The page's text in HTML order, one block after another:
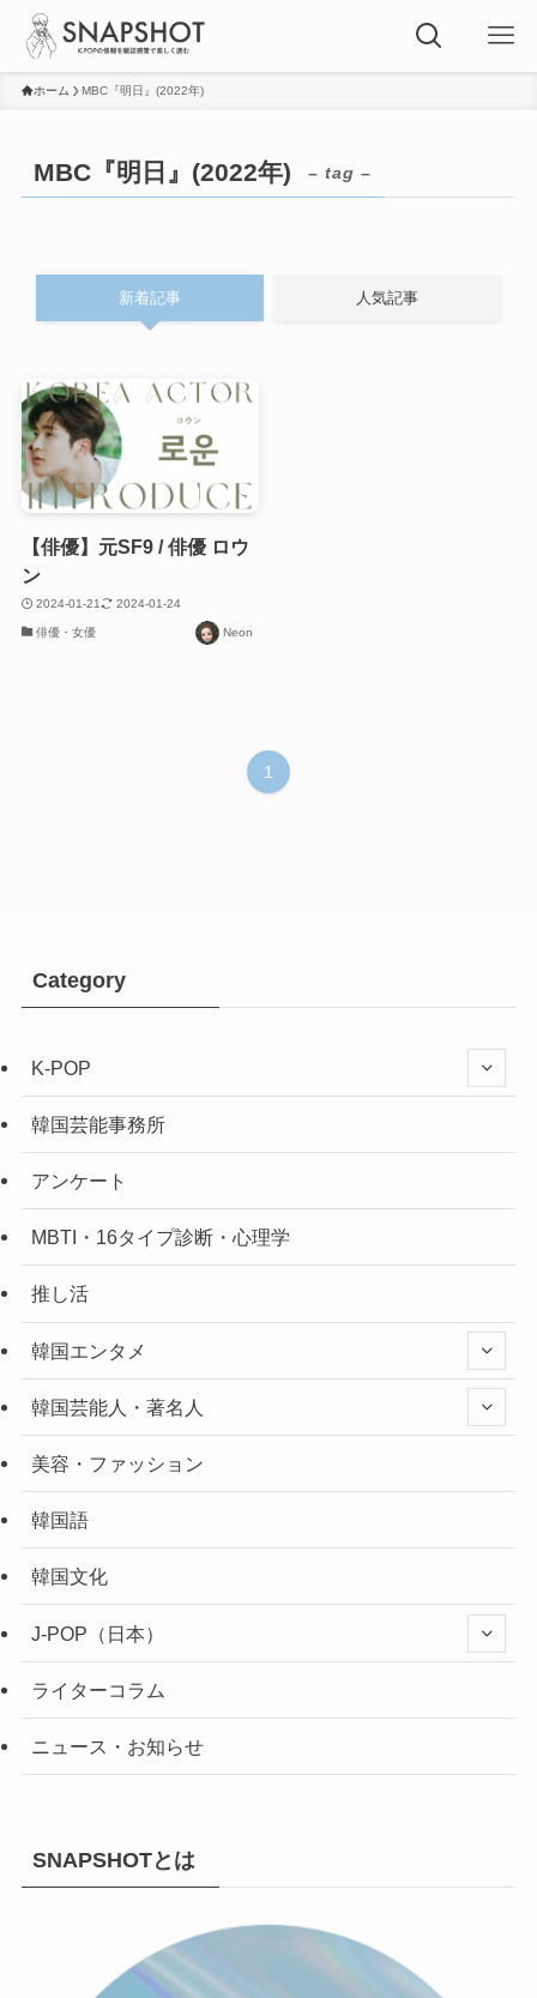
ホーム MBC『明日』(2022年)
MBC『明日』(2022年) – tag –
新着記事 人気記事
【俳優】元SF9 / 俳優 ロウ
ン
2024-01-21 2024-01-24
俳優・女優 Neon
1
Category
K-POP
韓国芸能事務所
アンケート
MBTI・16タイプ診断・心理学
推し活
韓国エンタメ
韓国芸能人・著名人
美容・ファッション
韓国語
韓国文化
J-POP（日本）
ライターコラム
ニュース・お知らせ
SNAPSHOTとは